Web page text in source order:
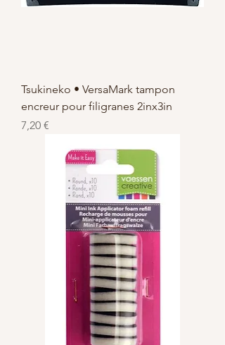
Tsukineko • VersaMark tampon
encreur pour filigranes 2inx3in
Prix
7,20 €